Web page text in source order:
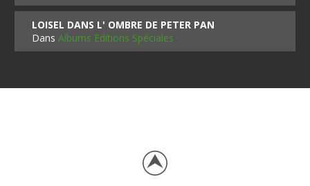
LOISEL DANS L' OMBRE DE PETER PAN
DansAlbums Editions Spéciales